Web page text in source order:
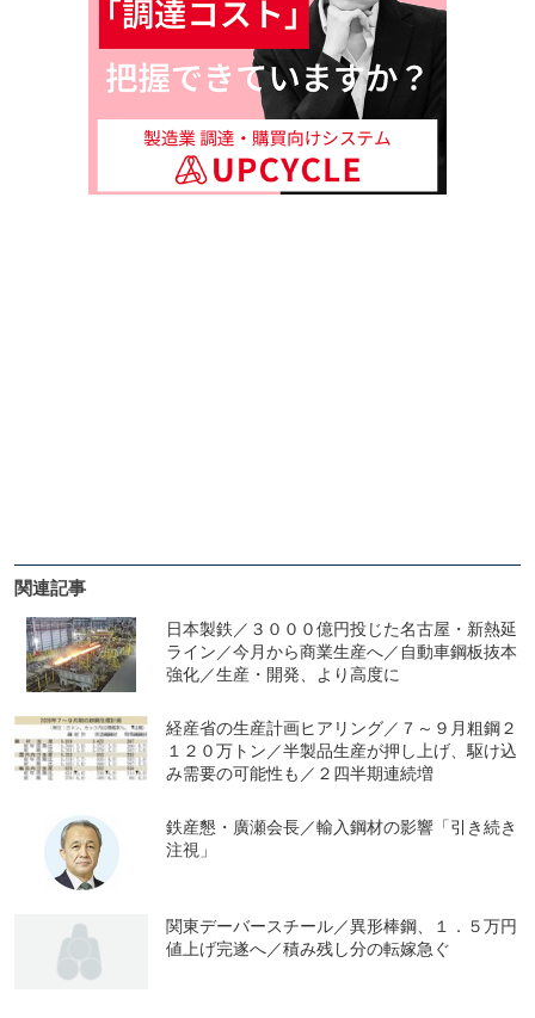
関連記事
日本製鉄／３０００億円投じた名古屋・新熱延
ライン／今月から商業生産へ／自動車鋼板抜本
強化／生産・開発、より高度に
経産省の生産計画ヒアリング／７～９月粗鋼２
１２０万トン／半製品生産が押し上げ、駆け込
み需要の可能性も／２四半期連続増
鉄産懇・廣瀬会長／輸入鋼材の影響「引き続き
注視」
関東デーバースチール／異形棒鋼、１．５万円
値上げ完遂へ／積み残し分の転嫁急ぐ